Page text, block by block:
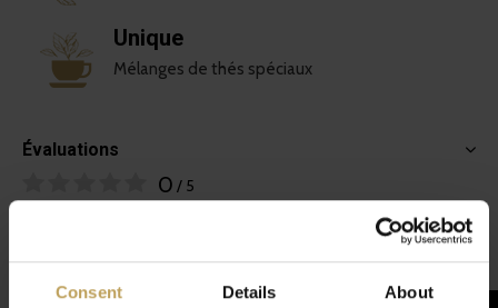
Consent Details About
Unique
Mélanges de thés spéciaux
Évaluations
0 / 5
Related articles